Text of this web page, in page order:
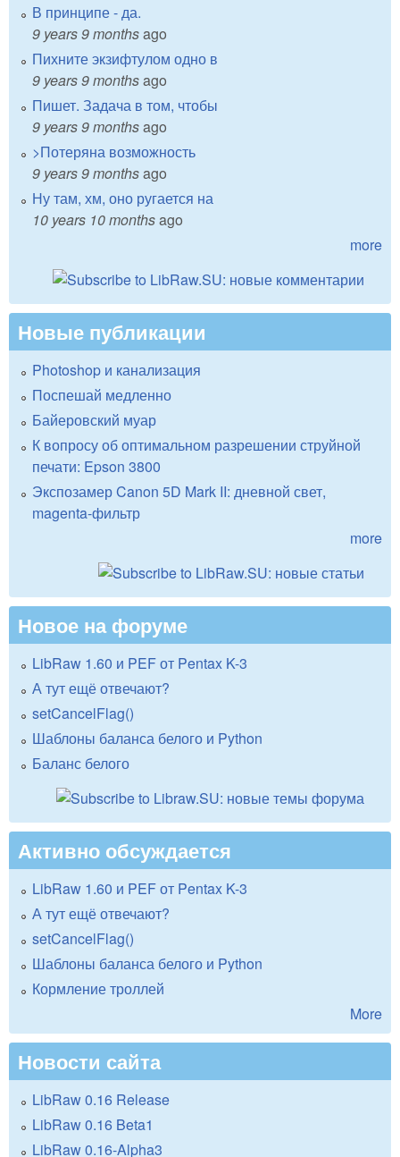
В принципе - да.
9 years 9 monthsago
Пихните экзифтулом одно в
9 years 9 monthsago
Пишет. Задача в том, чтобы
9 years 9 monthsago
>Потеряна возможность
9 years 9 monthsago
Ну там, хм, оно ругается на
10 years 10 monthsago
more
Новые публикации
Photoshop и канализация
Поспешай медленно
Байеровский муар
К вопросу об оптимальном разрешении струйной
печати: Epson 3800
Экспозамер Canon 5D Mark II: дневной свет,
magenta-фильтр
more
Новое на форуме
LibRaw 1.60 и PEF от Pentax K-3
А тут ещё отвечают?
setCancelFlag()
Шаблоны баланса белого и Python
Баланс белого
Активно обсуждается
LibRaw 1.60 и PEF от Pentax K-3
А тут ещё отвечают?
setCancelFlag()
Шаблоны баланса белого и Python
Кормление троллей
More
Новости сайта
LibRaw 0.16 Release
LibRaw 0.16 Beta1
LibRaw 0.16-Alpha3